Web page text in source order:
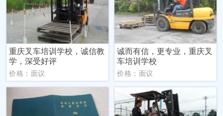
重庆叉车培训学校，诚信教
学，深受好评
价格：面议
诚而有信，更专业，重庆叉
车培训学校
价格：面议